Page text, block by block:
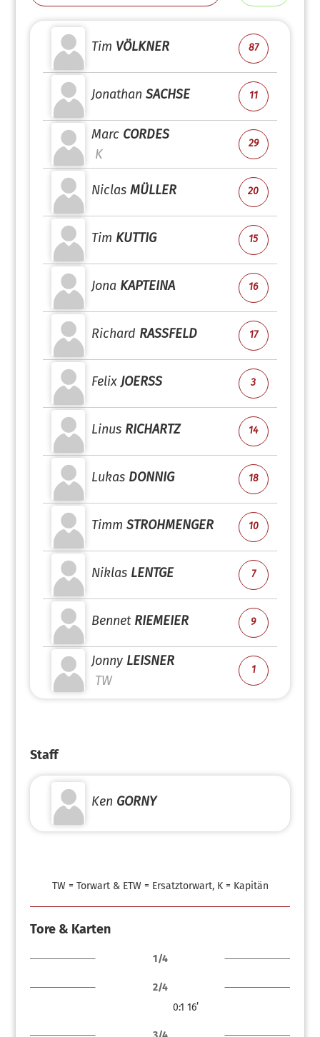
Tim VÖLKNER 87
Jonathan SACHSE 11
Marc CORDES
K
29
Niclas MÜLLER 20
Tim KUTTIG 15
Jona KAPTEINA 16
Richard RASSFELD 17
Felix JOERSS 3
Linus RICHARTZ 14
Lukas DONNIG 18
Timm STROHMENGER 10
Niklas LENTGE 7
Bennet RIEMEIER 9
Jonny LEISNER
TW
1
Staff
Ken GORNY
TW = Torwart & ETW = Ersatztorwart, K = Kapitän
Tore & Karten
1/4
2/4
0:1 16’